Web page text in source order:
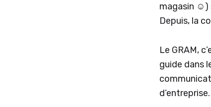
magasin ☺)
Depuis, la
Le GRAM,
guide dans
d’entreprise.